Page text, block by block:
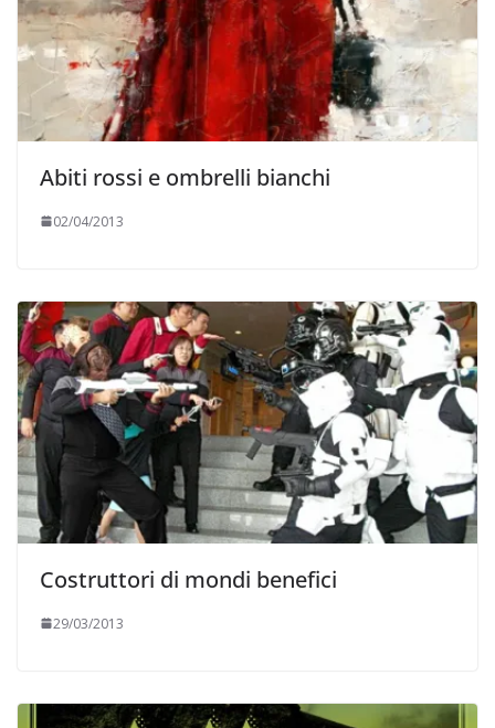
Abiti rossi e ombrelli bianchi
02/04/2013
Costruttori di mondi benefici
29/03/2013